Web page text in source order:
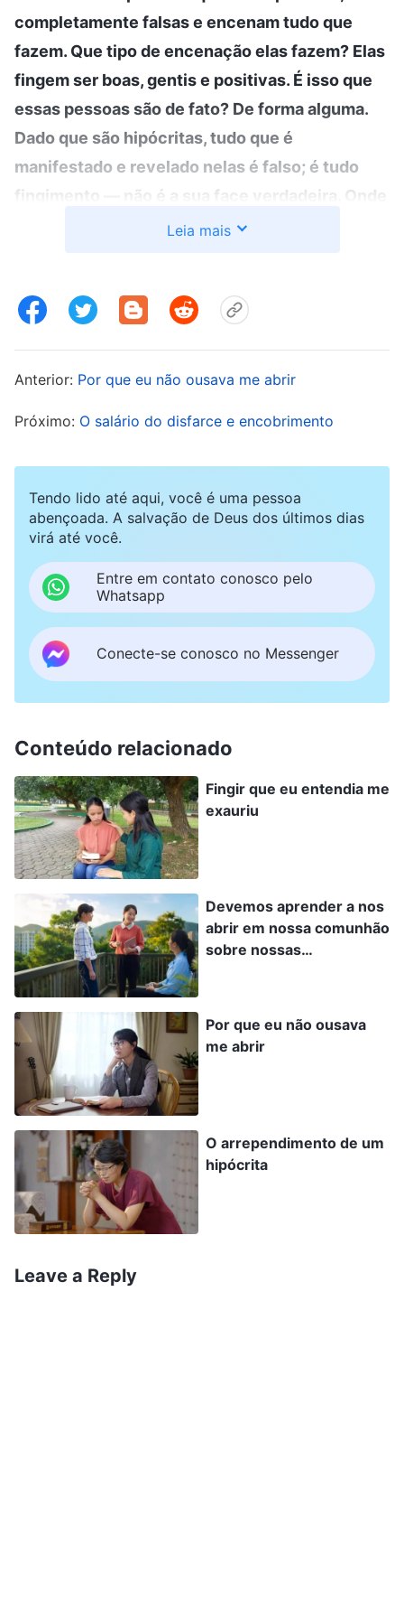
completamente falsas e encenam tudo que
fazem. Que tipo de encenação elas fazem? Elas
fingem ser boas, gentis e positivas. É isso que
essas pessoas são de fato? De forma alguma.
Dado que são hipócritas, tudo que é
manifestado e revelado nelas é falso; é tudo
fingimento — não é a sua face verdadeira. Onde
se esconde seu rosto verdadeiro? Ele se
fora é uma encenação, é tudo falso, mas só
palavras de Deus, então não podem realmente
suas palavras, essas palavras não são a
verdade realidade, mas palavras e doutrinas.
Algumas pessoas só se concentram em
papaguear palavras e doutrinas, imitam
qualquer um que pregue os sermões mais
elevados, com o resultado de que, em apenas
alguns anos, seu recital de palavras e doutrinas
e admirados por muitas pessoas; depois disso,
começam a se camuflar e a dar muita atenção
ao que dizem e fazem, mostrando-se
especialmente piedosas e espirituais. Elas
usam essas assim chamadas teorias espirituais
para se camuflar. Só falam sobre isso onde quer
que vão, coisas ilusórias que se encaixam nas
noções das pessoas, mas que não têm
nenhuma verdade realidade. E por meio da
alinhadas com as noções e os gostos das
pessoas — elas enganam muita gente. Para os
outros, essas pessoas parecem muito devotas
e humildes, mas, na verdade, isso é falso; elas
parecem tolerantes, pacientes e amorosas,
mas, na verdade, é fingimento; elas dizem que
amam a Deus, mas, na verdade, é uma
encenação. Outros acham que essas pessoas
são santas, mas, na verdade, são falsas. Onde
Leia mais
Anterior: Por que eu não ousava me abrir
Próximo: O salário do disfarce e encobrimento
Tendo lido até aqui, você é uma pessoa
abençoada. A salvação de Deus dos últimos dias
virá até você.
Entre em contato conosco pelo
Whatsapp
Conecte-se conosco no Messenger
Conteúdo relacionado
Fingir que eu entendia me
exauriu
Devemos aprender a nos
abrir em nossa comunhão
sobre nossas
Por que eu não ousava
me abrir
O arrependimento de um
hipócrita
Leave a Reply